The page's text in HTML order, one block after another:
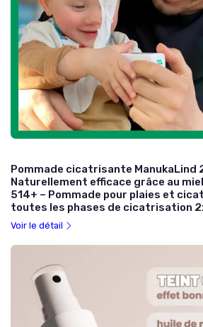
Pommade cicatrisante ManukaLind
Naturellement efficace grâce au miel
514+ – Pommade pour plaies et
toutes les phases de cicatrisation
Voir le détail